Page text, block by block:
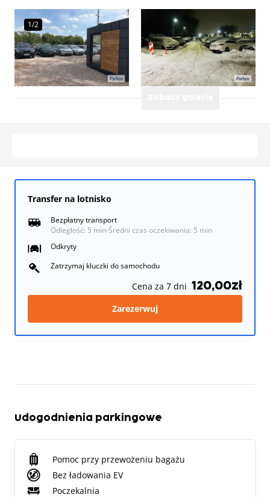
1/2
Transfer na lotnisko
Bezpłatny transport
Odległość: 5 min-Średni czas oczekiwania: 5 min
Odkryty
Zatrzymaj kluczki do samochodu
Cena za 7 dni 120,00zł
Zarezerwuj
Udogodnienia parkingowe
Pomoc przy przewożeniu bagażu
Bez ładowania EV
Poczekalnia